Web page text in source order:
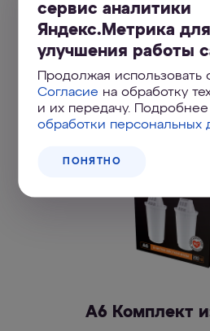
А5 Комплект
850₽
ПОДРОБНЕЕ
А6 Комплект
сервис аналитики
Яндекс.Метрика для
улучшения работы
Продолжая использовать
Согласие на обработку
и их передачу.
обработки персональных
ПОНЯТНО